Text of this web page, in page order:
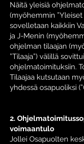
Näitä yleisiä
(myöhemmin ”Yleiset
sovelletaan kaikkiin
ja J-Menin
ohjelman tilaajan
”Tilaaja”) välillä
ohjelmatoimituksiin.
Tilaajaa kutsutaan
yhdessä osapuoliksi
2.
voimaantulo
Jollei Osapuolten